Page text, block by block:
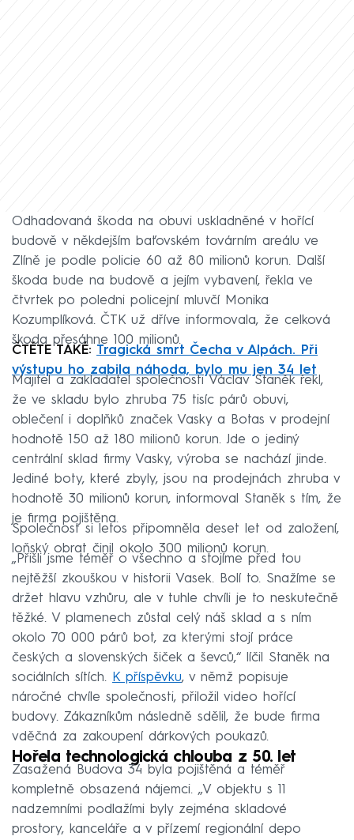
Odhadovaná škoda na obuvi uskladněné v hořící
budově v někdejším baťovském továrním areálu ve
Zlíně je podle policie 60 až 80 milionů korun. Další
škoda bude na budově a jejím vybavení, řekla ve
čtvrtek po poledni policejní mluvčí Monika
Kozumplíková. ČTK už dříve informovala, že celková
škoda přesáhne 100 milionů.
ČTĚTE TAKÉ: Tragická smrt Čecha v Alpách. Při
výstupu ho zabila náhoda, bylo mu jen 34 let
Majitel a zakladatel společnosti Václav Staněk řekl,
že ve skladu bylo zhruba 75 tisíc párů obuvi,
oblečení i doplňků značek Vasky a Botas v prodejní
hodnotě 150 až 180 milionů korun. Jde o jediný
centrální sklad firmy Vasky, výroba se nachází jinde.
Jediné boty, které zbyly, jsou na prodejnách zhruba v
hodnotě 30 milionů korun, informoval Staněk s tím, že
je firma pojištěna.
Společnost si letos připomněla deset let od založení,
loňský obrat činil okolo 300 milionů korun.
„Přišli jsme téměř o všechno a stojíme před tou
nejtěžší zkouškou v historii Vasek. Bolí to. Snažíme se
držet hlavu vzhůru, ale v tuhle chvíli je to neskutečně
těžké. V plamenech zůstal celý náš sklad a s ním
okolo 70 000 párů bot, za kterými stojí práce
českých a slovenských šiček a ševců,“ líčil Staněk na
sociálních sítích. K příspěvku, v němž popisuje
náročné chvíle společnosti, přiložil video hořící
budovy. Zákazníkům následně sdělil, že bude firma
vděčná za zakoupení dárkových poukazů.
Hořela technologická chlouba z 50. let
Zasažená Budova 34 byla pojištěná a téměř
kompletně obsazená nájemci. „V objektu s 11
nadzemními podlažími byly zejména skladové
prostory, kanceláře a v přízemí regionální depo